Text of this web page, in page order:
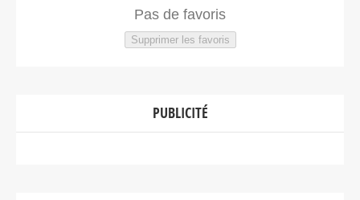
Pas de favoris
Supprimer les favoris
PUBLICITÉ